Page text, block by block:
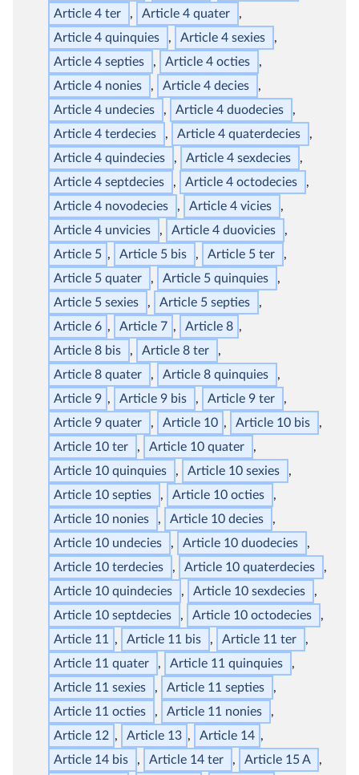
Article 4 ter Article 4 quater
Article 4 quinquies Article 4 sexies
Article 4 septies Article 4 octies
Article 4 nonies Article 4 decies
Article 4 undecies Article 4 duodecies
Article 4 terdecies Article 4 quaterdecies
Article 4 quindecies Article 4 sexdecies
Article 4 septdecies Article 4 octodecies
Article 4 novodecies Article 4 vicies
Article 4 unvicies Article 4 duovicies
Article 5
Article 5 bis Article 5 ter
Article 5 quater Article 5 quinquies
Article 5 sexies Article 5 septies
Article 6
Article 7
Article 8
Article 8 bis Article 8 ter
Article 8 quater Article 8 quinquies
Article 9
Article 9 bis Article 9 ter
Article 9 quater Article 10 Article 10 bis
Article 10 ter Article 10 quater
Article 10 quinquies Article 10 sexies
Article 10 septies Article 10 octies
Article 10 nonies Article 10 decies
Article 10 undecies Article 10 duodecies
Article 10 terdecies Article 10 quaterdecies
Article 10 quindecies Article 10 sexdecies
Article 10 septdecies Article 10 octodecies
Article 11
Article 11 bis Article 11 ter
Article 11 quater Article 11 quinquies
Article 11 sexies Article 11 septies
Article 11 octies Article 11 nonies
Article 12
Article 13
Article 14
Article 14 bis Article 14 ter
Article 15 A